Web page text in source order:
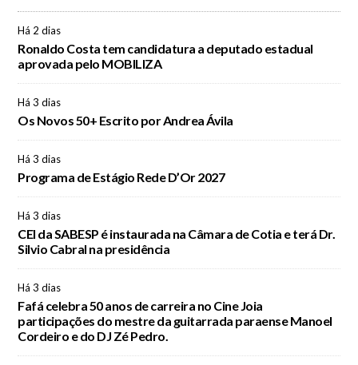
Há 2 dias
Ronaldo Costa tem candidatura a deputado estadual
aprovada pelo MOBILIZA
Há 3 dias
Os Novos 50+ Escrito por Andrea Ávila
Há 3 dias
Programa de Estágio Rede D’Or 2027
Há 3 dias
CEI da SABESP é instaurada na Câmara de Cotia e terá Dr.
Silvio Cabral na presidência
Há 3 dias
Fafá celebra 50 anos de carreira no Cine Joia
participações do mestre da guitarrada paraense Manoel
Cordeiro e do DJ Zé Pedro.